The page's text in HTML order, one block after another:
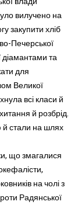
вилучено на
закупити хліб
Печерської
діамантами та
для
Великої
всі класи й
й розбрід.
й стали на шлях
що змагалися
на чолі з
Радянської